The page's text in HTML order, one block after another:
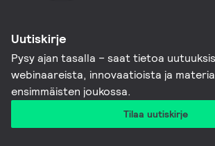
Uutiskirje
Pysy ajan tasalla – saat tietoa
webinaareista, innovaatioista ja
ensimmäisten joukossa.
Tilaa uutiskirje